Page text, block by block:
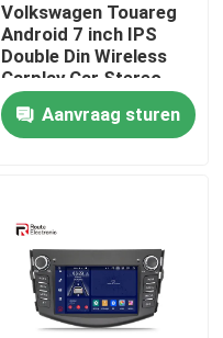
Volkswagen Touareg
Android 7 inch IPS
Double Din Wireless
Carplay Car Stereo
Radio
Aanvraag sturen